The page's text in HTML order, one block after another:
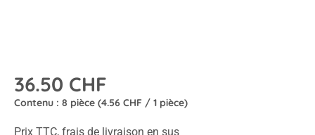
36.50 CHF
Contenu : 8 pièce (4.56 CHF / 1 pièce)
Prix TTC, frais de livraison en sus